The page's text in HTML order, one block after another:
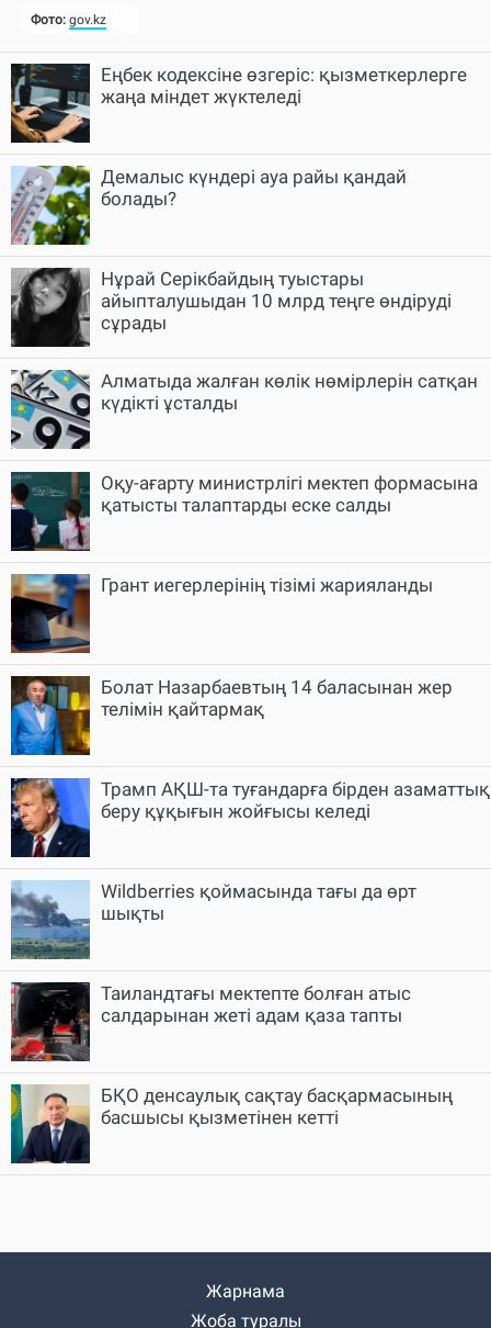
Еңбек кодексіне өзгеріс: қызметкерлерге
жаңа міндет жүктеледі
Демалыс күндері ауа райы қандай
болады?
Нұрай Серікбайдың туыстары
айыпталушыдан 10 млрд теңге өндіруді
сұрады
Алматыда жалған көлік нөмірлерін сатқан
күдікті ұсталды
Оқу-ағарту министрлігі мектеп формасына
қатысты талаптарды еске салды
Грант иегерлерінің тізімі жарияланды
Болат Назарбаевтың 14 баласынан жер
телімін қайтармақ
Трамп АҚШ-та туғандарға бірден азаматтық
беру құқығын жойғысы келеді
Wildberries қоймасында тағы да өрт
шықты
Таиландтағы мектепте болған атыс
салдарынан жеті адам қаза тапты
БҚО денсаулық сақтау басқармасының
басшысы қызметінен кетті
Жарнама
Жоба туралы